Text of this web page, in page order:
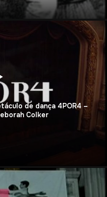
de dança 4POR4 –
Colker